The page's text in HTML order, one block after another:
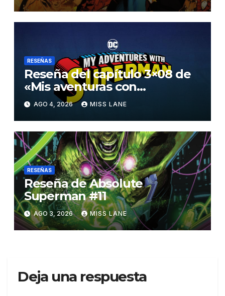
RESEÑAS
Reseña del capítulo 3×08 de
«Mis aventuras con
Superman»
AGO 4, 2026 MISS LANE
RESEÑAS
Reseña de Absolute
Superman #11
AGO 3, 2026 MISS LANE
Deja una respuesta